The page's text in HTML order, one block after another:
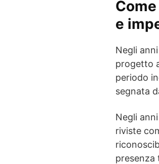
e
Negli
progetto
periodo
segnata
Negli
riviste
presenza